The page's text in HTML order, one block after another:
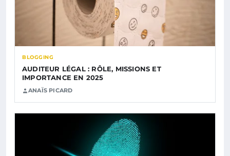
BLOGGING
AUDITEUR LÉGAL : RÔLE, MISSIONS ET
IMPORTANCE EN 2025
ANAÏS PICARD